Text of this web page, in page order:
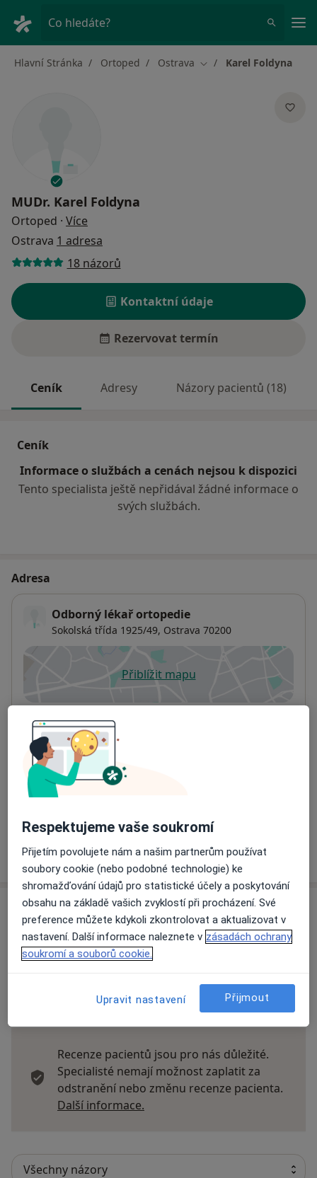
Co hledáte?
Hlavní Stránka Ortoped Ostrava Změna města
Karel Foldyna
MUDr. Karel Foldyna
Ortoped · Více
Ostrava 1 adresa
18 názorů
Kontaktní údaje
Rezervovat termín
Ceník Adresy Názory pacientů (18)
Ceník
Informace o službách a cenách nejsou k dispozici
Tento specialista ještě nepřidával žádné informace o
svých službách.
Adresa
Odborný lékař ortopedie
Sokolská třída 1925/49, Ostrava 70200
Přiblížit mapuse otevře v nové záložce
Na této adrese online kalendář není aktivní
Co mám v takové situaci udělat?
Způsoby platby (soukromé návštěvy)
Na teto adrese lékař přijímá pacienty na pojišťovnu
Víceo adrese
Názory
Přidejte svůj názor
Recenze pacientů jsou pro nás důležité.
Specialisté nemají možnost zaplatit za
odstranění nebo změnu recenze pacienta.
Další informace.
Respektujeme vaše soukromí
Přijetím povolujete nám a našim partnerům používat
soubory cookie (nebo podobné technologie) ke
shromažďování údajů pro statistické účely a poskytování
obsahu na základě vašich zvyklostí při procházení. Své
preference můžete kdykoli zkontrolovat a aktualizovat v
nastavení. Další informace naleznete v zásadách ochrany
soukromí a souborů cookie.
Upravit nastavení Přijmout